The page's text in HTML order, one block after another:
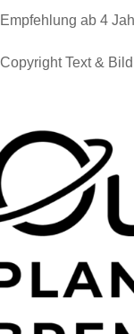
Empfehlung ab 4
Copyright Text &